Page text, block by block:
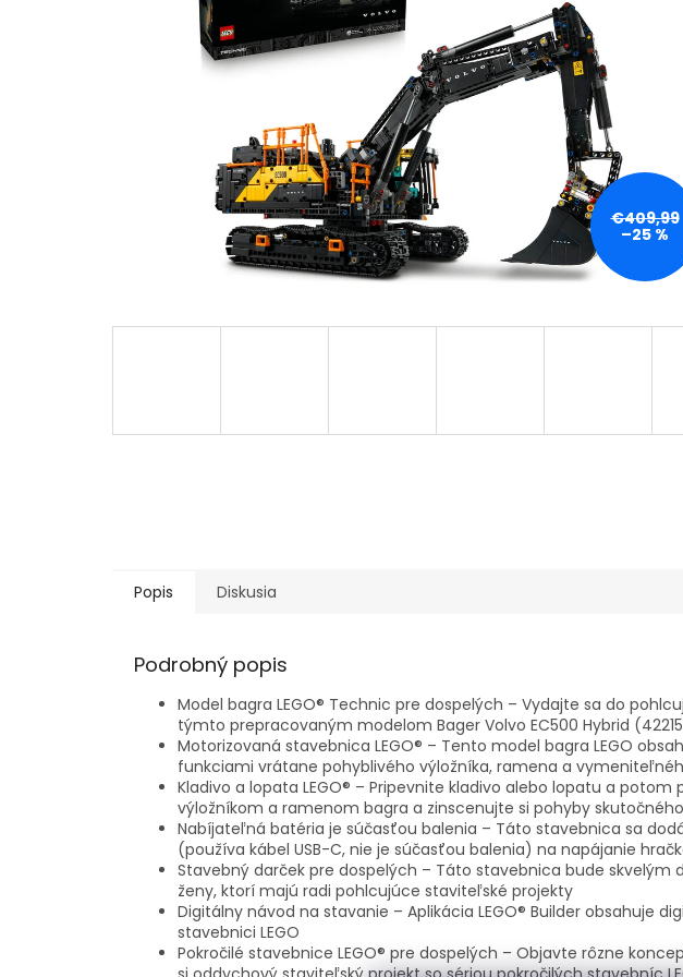
€409,99
–25 %
Popis Diskusia
Podrobný popis
Model bagra LEGO® Technic pre dospelých – Vydajte sa do
týmto prepracovaným modelom Bager Volvo EC500 Hybrid
Motorizovaná stavebnica LEGO® – Tento model bagra LEGO
funkciami vrátane pohyblivého výložníka, ramena a
Kladivo a lopata LEGO® – Pripevnite kladivo alebo lopatu a
výložníkom a ramenom bagra a zinscenujte si pohyby
Nabíjateľná batéria je súčasťou balenia – Táto stavebnica sa
(používa kábel USB-C, nie je súčasťou balenia) na napájanie
Stavebný darček pre dospelých – Táto stavebnica bude skvelým
ženy, ktorí majú radi pohlcujúce staviteľské projekty
Digitálny návod na stavanie – Aplikácia LEGO® Builder obsahuje
stavebnici LEGO
Pokročilé stavebnice LEGO® pre dospelých – Objavte rôzne